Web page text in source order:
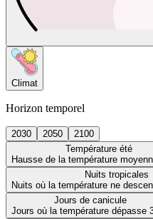
Climat
Horizon temporel
2030 2050
2100
Température été
Hausse de la température
Nuits tropicales
Nuits où la température ne
Jours de canicule
Jours où la température dépasse